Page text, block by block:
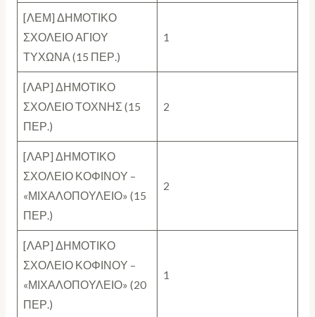
[ΛΕΜ] ΔΗΜΟΤΙΚΟ
ΣΧΟΛΕΙΟ ΑΓΙΟΥ
ΤΥΧΩΝΑ (15 ΠΕΡ.)
1
[ΛΑΡ] ΔΗΜΟΤΙΚΟ
ΣΧΟΛΕΙΟ ΤΟΧΝΗΣ (15
ΠΕΡ.)
2
[ΛΑΡ] ΔΗΜΟΤΙΚΟ
ΣΧΟΛΕΙΟ ΚΟΦΙΝΟΥ –
«ΜΙΧΑΛΟΠΟΥΛΕΙΟ» (15
ΠΕΡ.)
2
[ΛΑΡ] ΔΗΜΟΤΙΚΟ
ΣΧΟΛΕΙΟ ΚΟΦΙΝΟΥ –
«ΜΙΧΑΛΟΠΟΥΛΕΙΟ» (20
ΠΕΡ.)
1